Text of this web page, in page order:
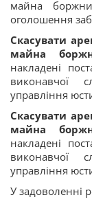
майна
оголошення
Скасувати
майна
накладені
виконавчої
управління
Скасувати
майна
накладені
виконавчої
управління
У задоволенні